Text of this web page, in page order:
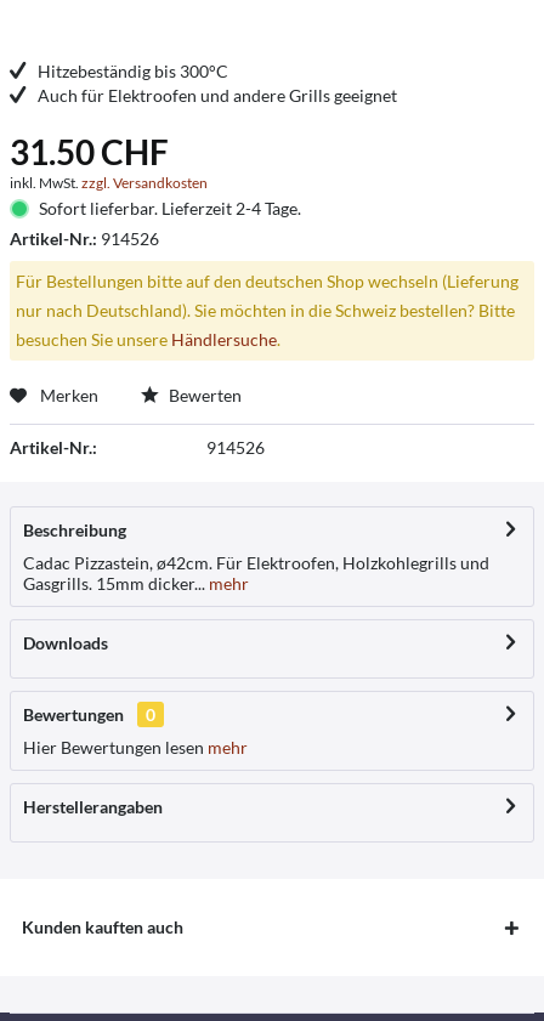
Hitzebeständig bis 300°C
Auch für Elektroofen und andere Grills geeignet
31.50 CHF
inkl. MwSt. zzgl. Versandkosten
Sofort lieferbar. Lieferzeit 2-4 Tage.
Artikel-Nr.: 914526
Für Bestellungen bitte auf den deutschen Shop wechseln (Lieferung
nur nach Deutschland). Sie möchten in die Schweiz bestellen? Bitte
besuchen Sie unsere Händlersuche.
Merken Bewerten
Artikel-Nr.: 914526
Beschreibung
Cadac Pizzastein, ø42cm. Für Elektroofen, Holzkohlegrills und
Gasgrills. 15mm dicker... mehr
Downloads
Bewertungen
0
Hier Bewertungen lesen mehr
Herstellerangaben
Kunden kauften auch